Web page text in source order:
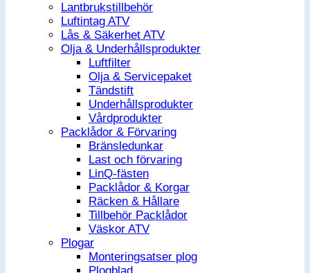
Lantbrukstillbehör
Luftintag ATV
Lås & Säkerhet ATV
Olja & Underhållsprodukter
Luftfilter
Olja & Servicepaket
Tändstift
Underhållsprodukter
Vårdprodukter
Packlådor & Förvaring
Bränsledunkar
Last och förvaring
LinQ-fästen
Packlådor & Korgar
Räcken & Hållare
Tillbehör Packlådor
Väskor ATV
Plogar
Monteringsatser plog